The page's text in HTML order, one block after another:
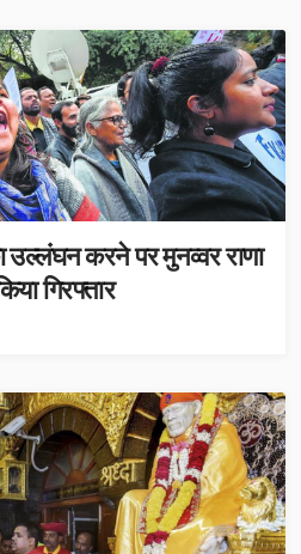
करने पर मुनव्वर राणा
गिरफ्तार